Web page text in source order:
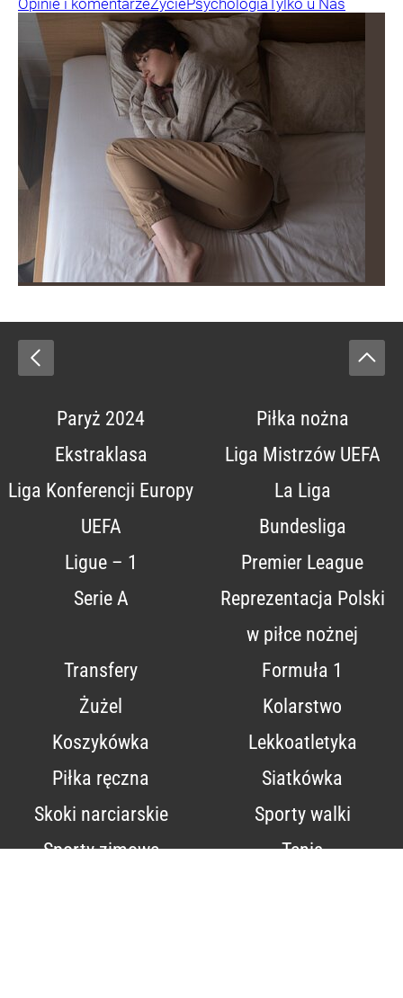
Paryż 2024
Piłka nożna
Ekstraklasa
Liga Mistrzów UEFA
Liga Konferencji Europy
UEFA
La Liga
Bundesliga
Ligue – 1
Premier League
Serie A
Reprezentacja Polski
w piłce nożnej
Transfery
Formuła 1
Żużel
Kolarstwo
Koszykówka
Lekkoatletyka
Piłka ręczna
Siatkówka
Skoki narciarskie
Sporty walki
Sporty zimowe
Tenis